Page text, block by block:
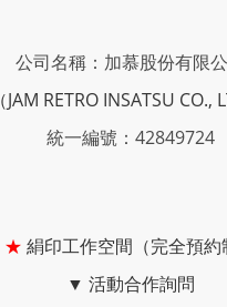
公司名稱：加慕股份有限
（JAM RETRO INSATSU CO.,
統一編號：42849724
★ 絹印工作空間（完全預約
▼ 活動合作詢問